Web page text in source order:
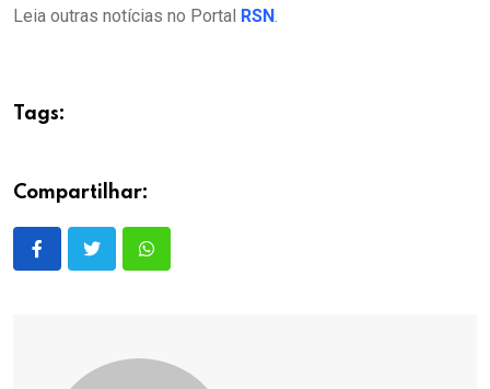
Leia outras notícias no Portal RSN.
Tags:
Compartilhar: